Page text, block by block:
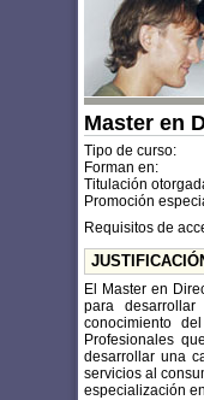
Master en
Tipo de curso:
Forman en:
Titulación
Promoción
Requisitos de
El Master en
para
conocimiento
Profesionales
desarrollar una
servicios al
especialización